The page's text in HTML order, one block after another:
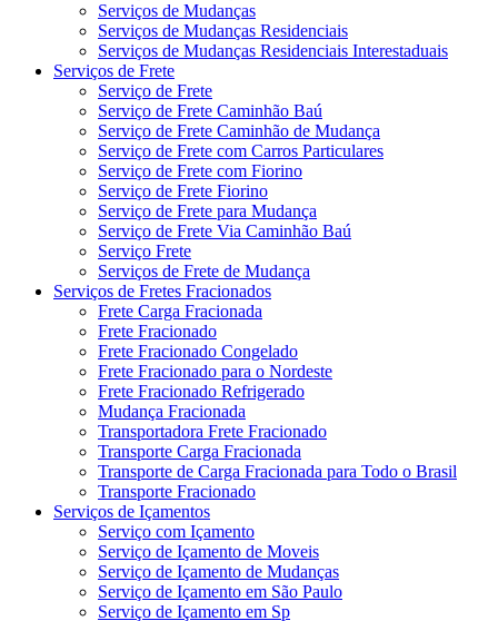
Serviços de Mudanças
Serviços de Mudanças Residenciais
Serviços de Mudanças Residenciais Interestaduais
Serviços de Frete
Serviço de Frete
Serviço de Frete Caminhão Baú
Serviço de Frete Caminhão de Mudança
Serviço de Frete com Carros Particulares
Serviço de Frete com Fiorino
Serviço de Frete Fiorino
Serviço de Frete para Mudança
Serviço de Frete Via Caminhão Baú
Serviço Frete
Serviços de Frete de Mudança
Serviços de Fretes Fracionados
Frete Carga Fracionada
Frete Fracionado
Frete Fracionado Congelado
Frete Fracionado para o Nordeste
Frete Fracionado Refrigerado
Mudança Fracionada
Transportadora Frete Fracionado
Transporte Carga Fracionada
Transporte de Carga Fracionada para Todo o Brasil
Transporte Fracionado
Serviços de Içamentos
Serviço com Içamento
Serviço de Içamento de Moveis
Serviço de Içamento de Mudanças
Serviço de Içamento em São Paulo
Serviço de Içamento em Sp